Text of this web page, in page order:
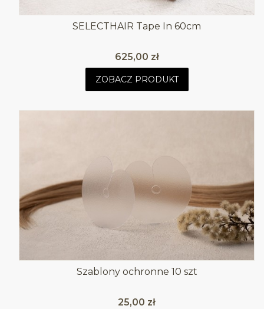
SELECTHAIR Tape In 60cm
Cena
625,00 zł
ZOBACZ PRODUKT
Szablony ochronne 10 szt
Cena
25,00 zł